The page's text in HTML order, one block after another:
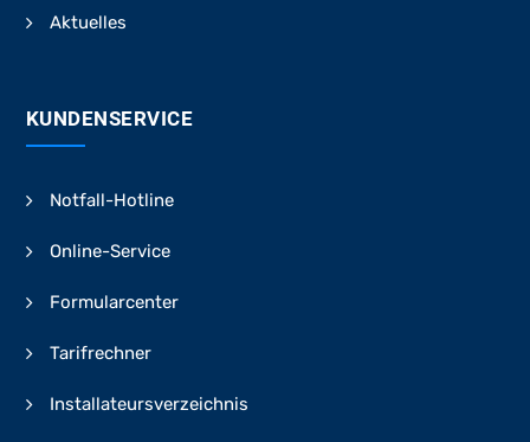
Aktuelles
KUNDENSERVICE
Notfall-Hotline
Online-Service
Formularcenter
Tarifrechner
Installateursverzeichnis